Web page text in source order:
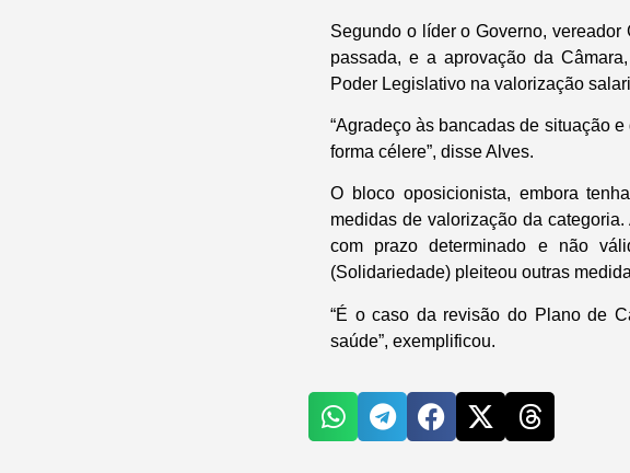
Segundo o líder o Governo,
passada, e a aprovação da
Poder Legislativo na valorização
“Agradeço às bancadas de situação
forma célere”, disse Alves.
O bloco oposicionista, embora
medidas de valorização da
com prazo determinado e não
(Solidariedade) pleiteou outras
“É o caso da revisão do Plano de
saúde”, exemplificou.